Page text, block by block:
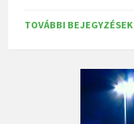
TOVÁBBI BEJEGYZÉSEK